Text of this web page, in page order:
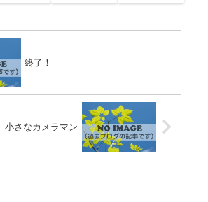
終了！
小さなカメラマン